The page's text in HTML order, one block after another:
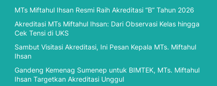
MTs Miftahul Ihsan Resmi Raih Akreditasi “B” Tahun 2026
Akreditasi MTs Miftahul Ihsan: Dari Observasi Kelas hingga
Cek Tensi di UKS
Sambut Visitasi Akreditasi, Ini Pesan Kepala MTs. Miftahul
Ihsan
Gandeng Kemenag Sumenep untuk BIMTEK, MTs. Miftahul
Ihsan Targetkan Akreditasi Unggul